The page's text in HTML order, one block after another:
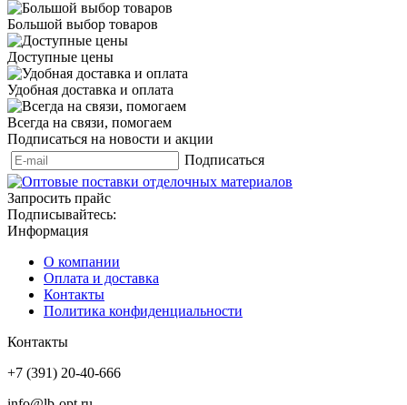
Большой выбор товаров
Доступные цены
Удобная доставка и оплата
Всегда на связи, помогаем
Подписаться на новости и акции
Подписаться
Запросить прайс
Подписывайтесь:
Информация
О компании
Оплата и доставка
Контакты
Политика конфиденциальности
Контакты
+7 (391) 20-40-666